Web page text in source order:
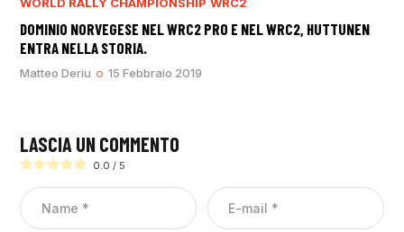
WORLD RALLY CHAMPIONSHIP WRC2
DOMINIO NORVEGESE NEL WRC2 PRO E NEL WRC2, HUTTUNEN
ENTRA NELLA STORIA.
Matteo Deriu 15 Febbraio 2019
LASCIA UN COMMENTO
0.0 / 5